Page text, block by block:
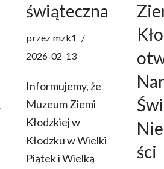
świąteczna
przez mzk1
2026-02-13
Informujemy, że
Muzeum Ziemi
Kłodzkiej w
Kłodzku w Wielki
Piątek i Wielką
ści